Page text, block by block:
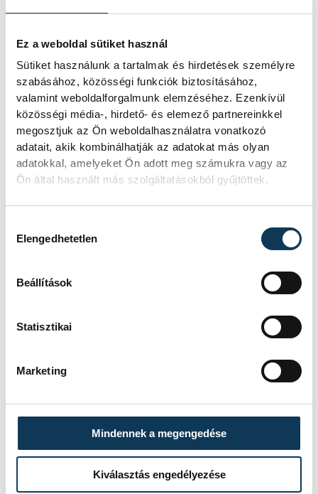
Ez a weboldal sütiket használ
Sütiket használunk a tartalmak és hirdetések személyre
szabásához, közösségi funkciók biztosításához,
valamint weboldalforgalmunk elemzéséhez. Ezenkívül
közösségi média-, hirdető- és elemező partnereinkkel
megosztjuk az Ön weboldalhasználatra vonatkozó
adatait, akik kombinálhatják az adatokat más olyan
adatokkal, amelyeket Ön adott meg számukra vagy az
Ön által használt más szolgáltatásokból gyűjtöttek.
Elengedhetetlen
Beállítások
Statisztikai
Marketing
Mindennek a megengedése
Kiválasztás engedélyezése
Heil Bálint 1954-ben került az Egyetemre,
intézmény léte elmondása szerint a
kezdetektől fogva problémás volt, ahogy
telt az idő, a különböző reformok mind
működését. A légkör remek volt, de nehéz
választották meg Heil Bálintot rektornak. A
szerinte a sport is nagyszerű volt
akkoriban, ennek ellenére úgy véli, ma a
nagy többség azt hiszi, Kiss Balázstól indul
a veszprémi sportélet. Mesélt Brusznyairól,